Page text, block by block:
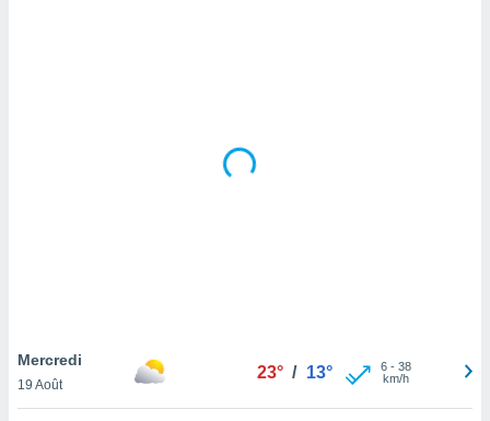
notre
Mercredi
19 Août
23° / 13° 6- 38
km/h